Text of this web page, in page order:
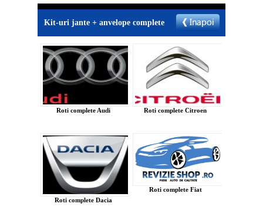
Kit-uri jante + anvelope complete
Roti complete Audi Roti complete Citroen
Roti complete Dacia
Roti complete Fiat